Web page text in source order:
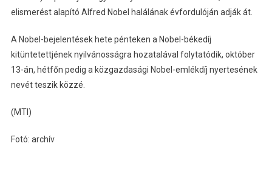
elismerést alapító Alfred Nobel halálának évfordulóján adják át.
A Nobel-bejelentések hete pénteken a Nobel-békedíj
kitüntetettjének nyilvánosságra hozatalával folytatódik, október
13-án, hétfőn pedig a közgazdasági Nobel-emlékdíj nyertesének
nevét teszik közzé.
(MTI)
Fotó: archív